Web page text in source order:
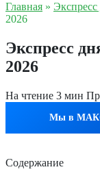
Главная » Экспресс
2026
Экспресс
2026
На чтение 3 мин
Мы в
Содержание